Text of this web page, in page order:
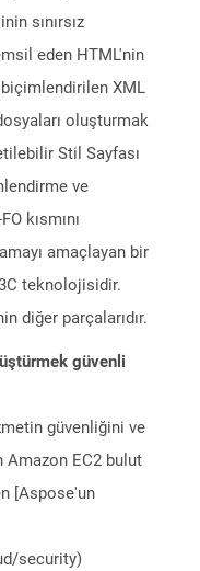
sınırsız
eden HTML'nin
biçimlendirilen XML
oluşturmak
Stil Sayfası
ve
kısmını
amaçlayan bir
teknolojisidir.
diğer parçalarıdır.
güvenli
güvenliğini ve
Amazon EC2 bulut
[Aspose'un
security)